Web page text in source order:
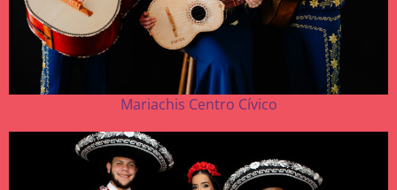
Mariachis Centro Cívico